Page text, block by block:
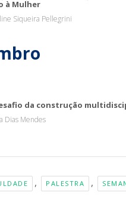
à Mulher
Siqueira Pellegrini
da construção
Dias Mendes
, PALESTRA ,